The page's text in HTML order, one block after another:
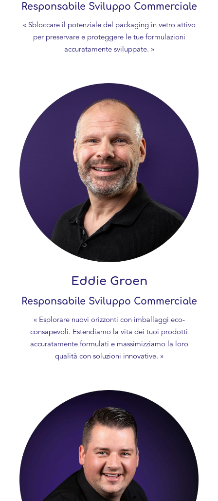
Responsabile Sviluppo Commerciale
« Sbloccare il potenziale del packaging in vetro attivo
per preservare e proteggere le tue formulazioni
accuratamente sviluppate. »
Eddie Groen
Responsabile Sviluppo Commerciale
« Esplorare nuovi orizzonti con imballaggi eco-
consapevoli. Estendiamo la vita dei tuoi prodotti
accuratamente formulati e massimizziamo la loro
qualità con soluzioni innovative. »